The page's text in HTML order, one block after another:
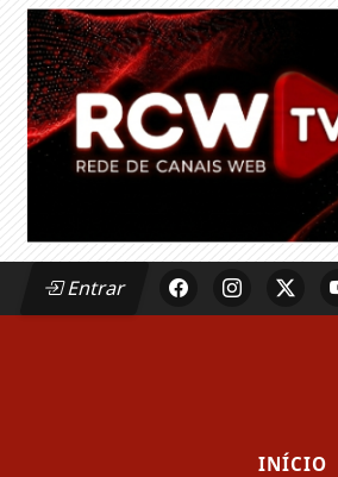
Entrar
INÍCIO